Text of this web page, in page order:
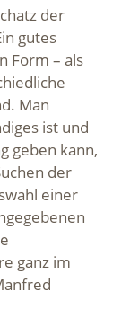
der
gutes
Form – als
Man
ist und
geben kann,
der
einer
ganz im